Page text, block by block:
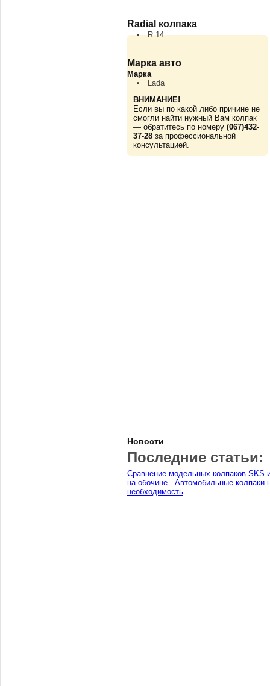
Radial колпака
R 14
Марка авто
Марка
Lada
ВНИМАНИЕ!
Если вы по какой либо причине не
смогли найти нужный Вам колпак
— обратитесь по номеру (067)432-
37-28 за профессиональной
консультацией.
Новости
Последние статьи:
Сравнение модельных колпаков SKS
на обочине - Автомобильные колпаки
необходимость